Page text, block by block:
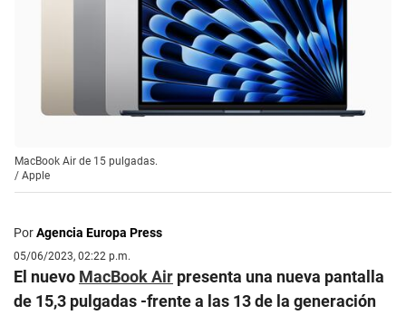
MacBook Air de 15 pulgadas.
/ Apple
PorAgencia Europa Press
05/06/2023, 02:22 p.m.
El nuevo MacBook Air presenta una nueva pantalla
de 15,3 pulgadas -frente a las 13 de la generación